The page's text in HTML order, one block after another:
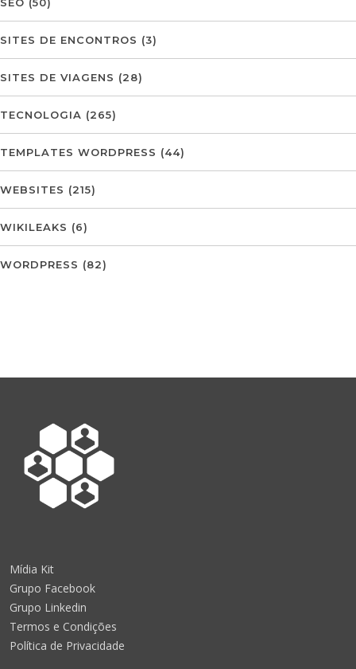
SITES DE ENCONTROS (3)
SITES DE VIAGENS (28)
TECNOLOGIA (265)
TEMPLATES WORDPRESS (44)
WEBSITES (215)
WIKILEAKS (6)
WORDPRESS (82)
Mídia Kit
Grupo Facebook
Grupo Linkedin
Termos e Condições
Política de Privacidade